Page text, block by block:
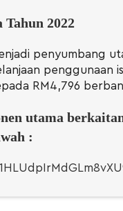
2022
penyumbang
RM4,796
utama
: